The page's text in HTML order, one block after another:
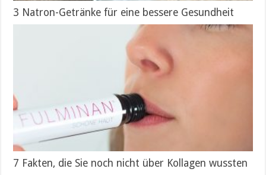
3 Natron-Getränke für eine bessere Gesundheit
7 Fakten, die Sie noch nicht über Kollagen wussten